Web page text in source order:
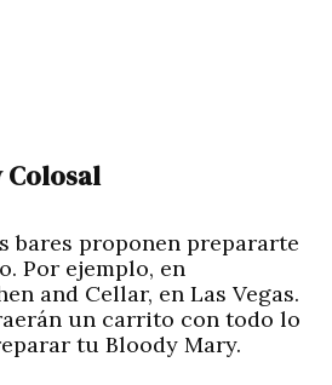
Colosal
bares proponen prepararte
Por ejemplo, en
and Cellar, en Las Vegas.
un carrito con todo lo
tu Bloody Mary.